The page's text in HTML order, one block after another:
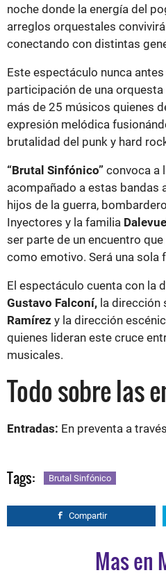
noche donde la energía del
arreglos orquestales
conectando con distintas
Este espectáculo nunca
participación de una
más de 25 músicos quienes
expresión melódica
brutalidad del punk y hard
“Brutal Sinfónico” convoca a
acompañado a estas bandas
hijos de la guerra,
Inyectores y la familia
ser parte de un encuentro
como emotivo. Será una sola
El espectáculo cuenta con la
Gustavo Falconí, la dirección
Ramírez y la dirección
quienes lideran este cruce
musicales.
Todo sobre las
Entradas: En preventa a
Tags: Brutal Sinfónico
Compartir
Mas en